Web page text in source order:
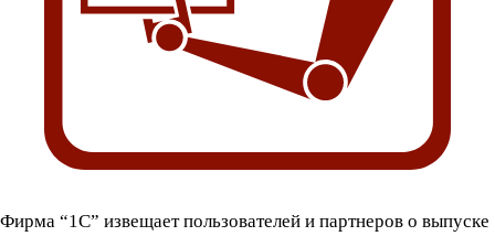
Фирма “1С” извещает пользователей и партнеров о выпуске